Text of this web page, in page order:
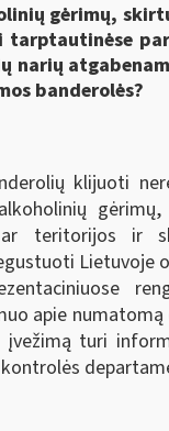
gėrimų,
tarptautinėse
narių
banderolės?
klijuoti
ar teritorijos ir
Lietuvoje
apie
įvežimą turi